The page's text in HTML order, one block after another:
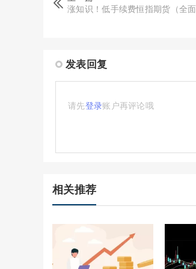
涨知识！低手续费恒指期货（全
发表回复
请先登录账户再评论哦
相关推荐